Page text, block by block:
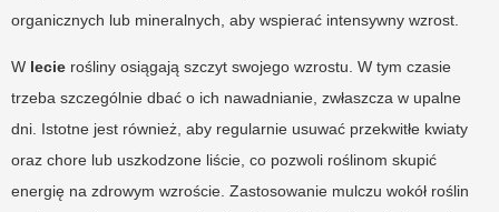
organicznych lub mineralnych, aby wspierać intensywny wzrost.
W lecie rośliny osiągają szczyt swojego wzrostu. W tym czasie
trzeba szczególnie dbać o ich nawadnianie, zwłaszcza w upalne
dni. Istotne jest również, aby regularnie usuwać przekwitłe kwiaty
oraz chore lub uszkodzone liście, co pozwoli roślinom skupić
energię na zdrowym wzroście. Zastosowanie mulczu wokół roślin